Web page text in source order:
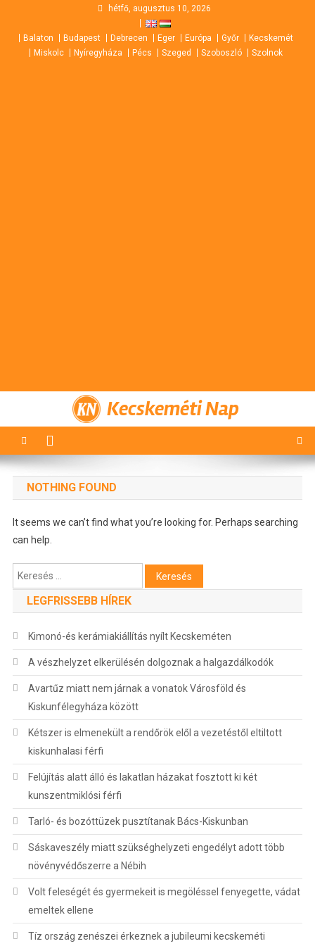
content
hétfő, augusztus 10, 2026
Balaton Budapest Debrecen Eger Európa Győr
Kecskemét
Miskolc
Nyíregyháza Pécs Szeged Szoboszló Szolnok
Kecskeméti Nap
NOTHING FOUND
It seems we can’t find what you’re looking for. Perhaps searching
can help.
Keresés:
LEGFRISSEBB HÍREK
Kimonó-és kerámiakiállítás nyílt Kecskeméten
A vészhelyzet elkerülésén dolgoznak a halgazdálkodók
Avartűz miatt nem járnak a vonatok Városföld és
Kiskunfélegyháza között
Kétszer is elmenekült a rendőrök elől a vezetéstől eltiltott
kiskunhalasi férfi
Felújítás alatt álló és lakatlan házakat fosztott ki két
kunszentmiklósi férfi
Tarló- és bozóttüzek pusztítanak Bács-Kiskunban
Sáskaveszély miatt szükséghelyzeti engedélyt adott több
növényvédőszerre a Nébih
Volt feleségét és gyermekeit is megöléssel fenyegette, vádat
emeltek ellene
Tíz ország zenészei érkeznek a jubileumi kecskeméti